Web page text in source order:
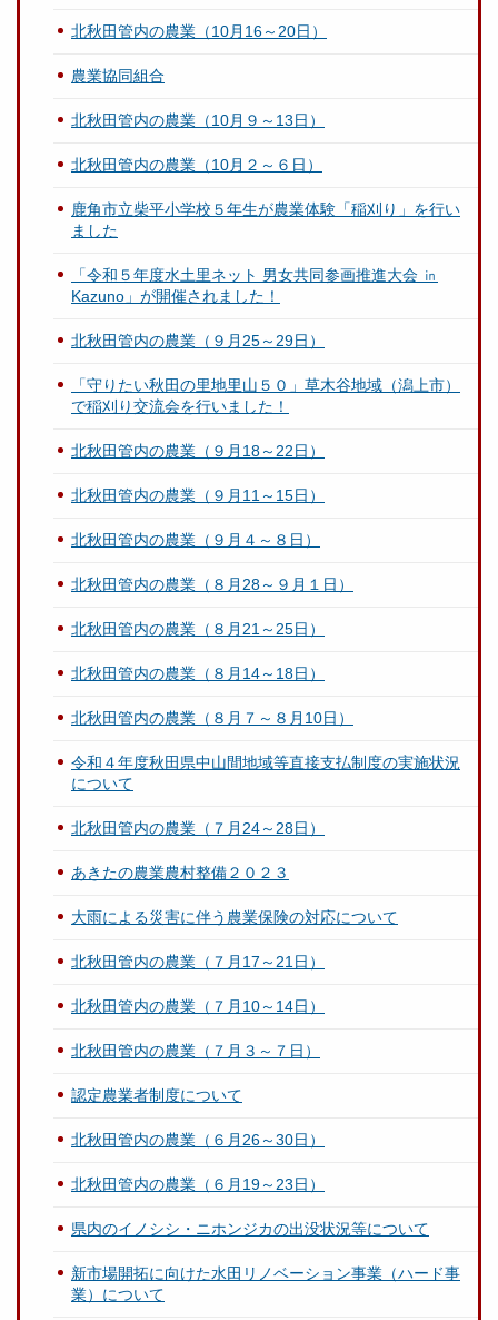
北秋田管内の農業（10月16～20日）
農業協同組合
北秋田管内の農業（10月９～13日）
北秋田管内の農業（10月２～６日）
鹿角市立柴平小学校５年生が農業体験「稲刈り」を行い
ました
「令和５年度水土里ネット 男女共同参画推進大会 ㏌
Kazuno」が開催されました！
北秋田管内の農業（９月25～29日）
「守りたい秋田の里地里山５０」草木谷地域（潟上市）
で稲刈り交流会を行いました！
北秋田管内の農業（９月18～22日）
北秋田管内の農業（９月11～15日）
北秋田管内の農業（９月４～８日）
北秋田管内の農業（８月28～９月１日）
北秋田管内の農業（８月21～25日）
北秋田管内の農業（８月14～18日）
北秋田管内の農業（８月７～８月10日）
令和４年度秋田県中山間地域等直接支払制度の実施状況
について
北秋田管内の農業（７月24～28日）
あきたの農業農村整備２０２３
大雨による災害に伴う農業保険の対応について
北秋田管内の農業（７月17～21日）
北秋田管内の農業（７月10～14日）
北秋田管内の農業（７月３～７日）
認定農業者制度について
北秋田管内の農業（６月26～30日）
北秋田管内の農業（６月19～23日）
県内のイノシシ・ニホンジカの出没状況等について
新市場開拓に向けた水田リノベーション事業（ハード事
業）について